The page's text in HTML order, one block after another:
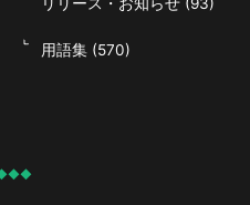
用語集 (570)